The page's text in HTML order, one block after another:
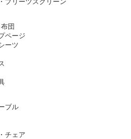
プリーツスクリーン
団
ページ
ーツ
ブル
チェア